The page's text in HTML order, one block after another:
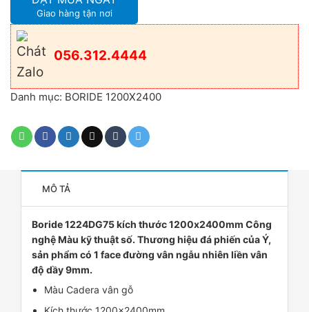
Giao hàng tận nơi
056.312.4444
Danh mục: BORIDE 1200X2400
MÔ TẢ
Boride 1224DG75 kích thước 1200x2400mm Công
nghệ Màu kỹ thuật số. Thương hiệu đá phiến của Ý,
sản phẩm có 1 face đường vân ngẫu nhiên liền vân
độ dầy 9mm.
Màu Cadera vân gỗ